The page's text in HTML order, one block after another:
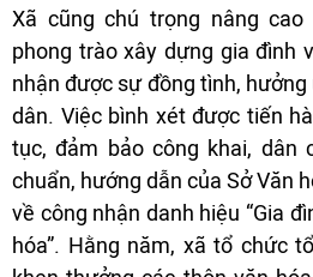
Xã cũng chú trọng nâng
phong trào xây dựng gia đình
nhận được sự đồng tình,
dân. Việc bình xét được tiến
tục, đảm bảo công khai, dân
chuẩn, hướng dẫn của Sở Văn
về công nhận danh hiệu “Gia
hóa”. Hằng năm, xã tổ chức